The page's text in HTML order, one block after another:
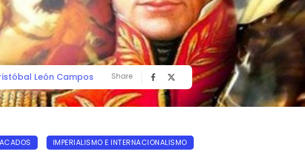
León Campos Share
IMPERIALISMO E INTERNACIONALISMO